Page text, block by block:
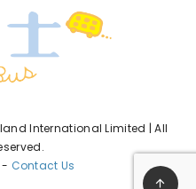
International Limited | All
- Contact Us